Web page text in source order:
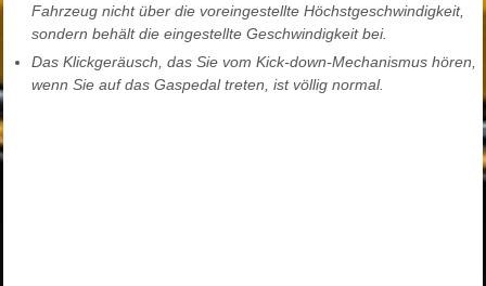
Fahrzeug nicht über die voreingestellte Höchstgeschwindigkeit,
sondern behält die eingestellte Geschwindigkeit bei.
Das Klickgeräusch, das Sie vom Kick-down-Mechanismus hören,
wenn Sie auf das Gaspedal treten, ist völlig normal.